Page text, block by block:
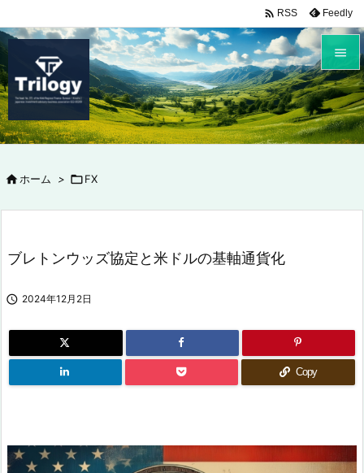


メニュ

サイド

 RSS Feedly
ホーム > FX
ブレトンウッズ協定と米ドルの基軸通貨化
 2024年12月2日
Copy